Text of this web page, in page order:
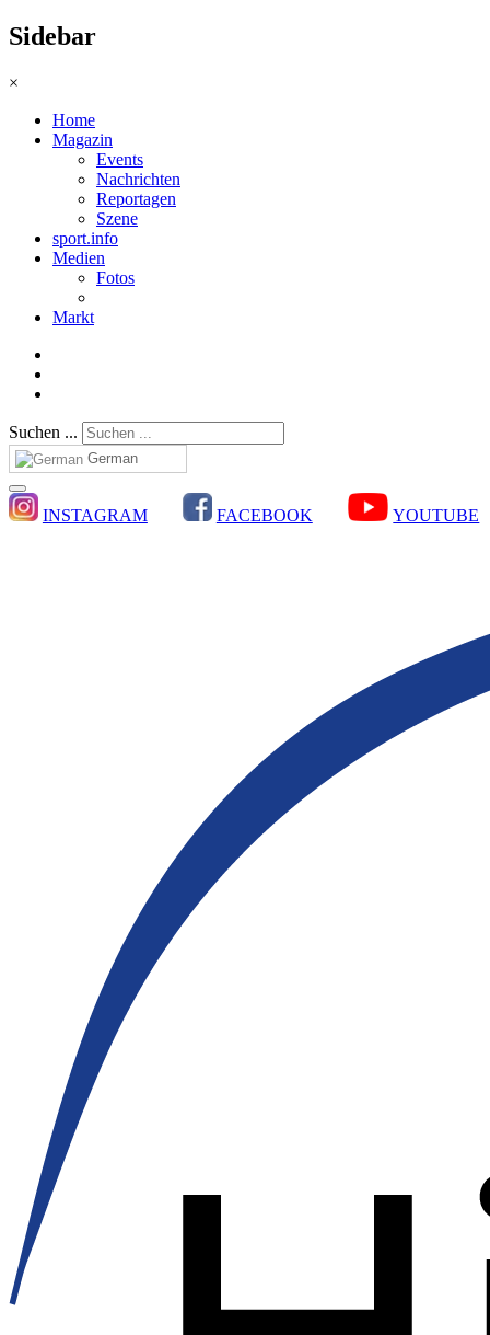
Sidebar
×
Home
Magazin
Events
Nachrichten
Reportagen
Szene
sport.info
Medien
Fotos
Markt
Suchen ...
German
INSTAGRAM FACEBOOK YOUTUBE